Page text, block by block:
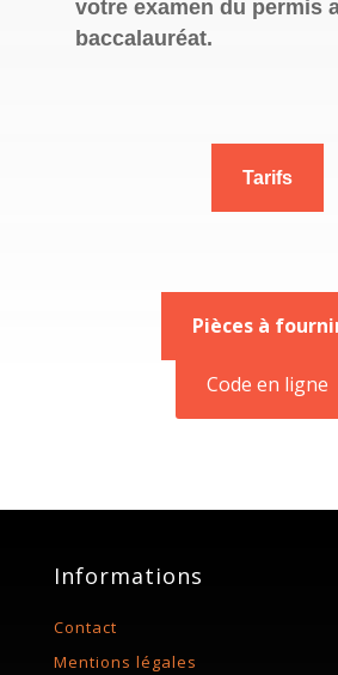
votre examen du permis
baccalauréat.
Tarifs
Pièces à
Code en ligne
Informations
Contact
Mentions légales